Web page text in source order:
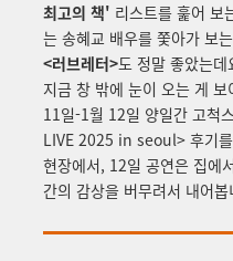
최고의 책' 리스트를 훑어 보
는 송혜교 배우를 쫓아가 보
<러브레터>도 정말 좋았는
지금 창 밖에 눈이 오는 게
11일-1월 12일 양일간 고척
LIVE 2025 in seoul> 후기
현장에서, 12일 공연은 집에
간의 감상을 버무려서 내어봅